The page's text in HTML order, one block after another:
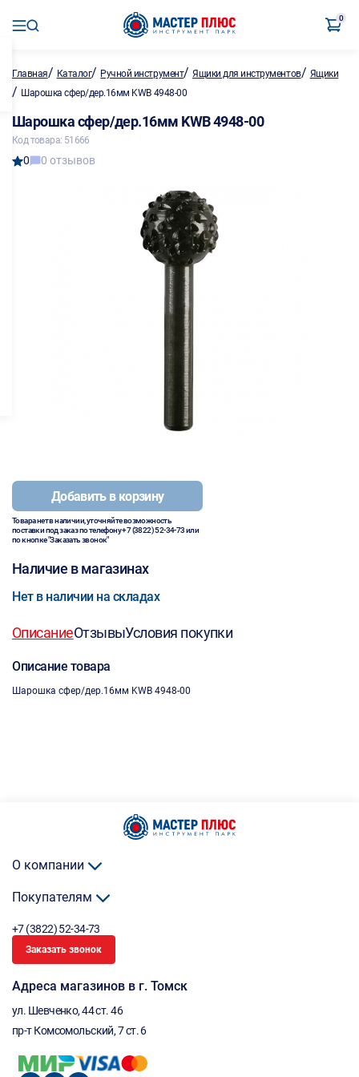
0
Главная/ Каталог/ Ручной инструмент/Ящики для инструментов/ Ящики
/ Шарошка сфер/дер.16мм KWB 4948-00
Шарошка сфер/дер.16мм KWB 4948-00
Код товара: 51666
0 0 отзывов
Добавить в корзину
Товара нет в наличии, уточняйте возможность
поставки под заказ по телефону+7 (3822) 52-34-73или
по кнопке "Заказать звонок"
Наличие в магазинах
Нет в наличии на складах
ОписаниеОтзывыУсловия покупки
Описание товара
Шарошка сфер/дер.16мм KWB 4948-00
О компании
Покупателям
+7 (3822) 52-34-73
Заказать звонок
Адреса магазинов в г. Томск
ул. Шевченко, 44 ст. 46
пр-т Комсомольский, 7 ст. 6